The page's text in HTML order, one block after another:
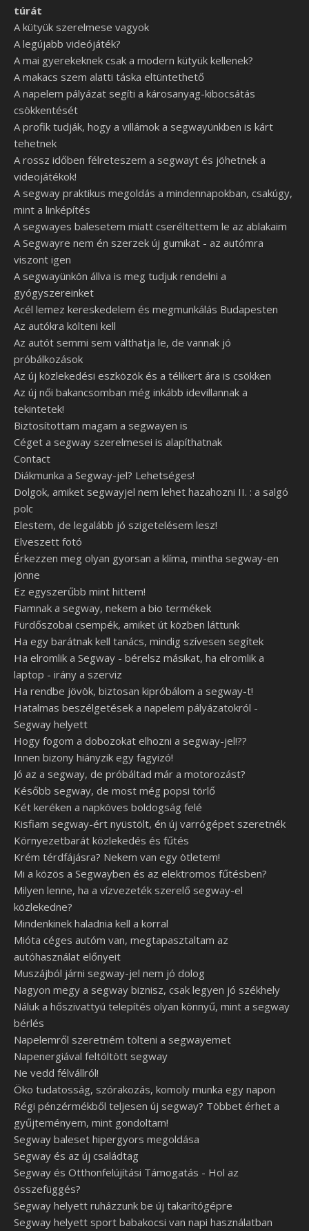
túrát
A kütyük szerelmese vagyok
A legújabb videójáték?
A mai gyerekeknek csak a modern kütyük kellenek?
A makacs szem alatti táska eltüntethető
A napelem pályázat segíti a károsanyag-kibocsátás
csökkentését
A profik tudják, hogy a villámok a segwayünkben is kárt
tehetnek
A rossz időben félreteszem a segwayt és jöhetnek a
videojátékok!
A segway praktikus megoldás a mindennapokban, csakúgy,
mint a linképítés
A segwayes balesetem miatt cseréltettem le az ablakaim
A Segwayre nem én szerzek új gumikat - az autómra
viszont igen
A segwayünkön állva is meg tudjuk rendelni a
gyógyszereinket
Acél lemez kereskedelem és megmunkálás Budapesten
Az autókra költeni kell
Az autót semmi sem válthatja le, de vannak jó
próbálkozások
Az új közlekedési eszközök és a télikert ára is csökken
Az új női bakancsomban még inkább idevillannak a
tekintetek!
Biztosítottam magam a segwayen is
Céget a segway szerelmesei is alapíthatnak
Contact
Diákmunka a Segway-jel? Lehetséges!
Dolgok, amiket segwayjel nem lehet hazahozni II. : a salgó
polc
Elestem, de legalább jó szigetelésem lesz!
Elveszett fotó
Érkezzen meg olyan gyorsan a klíma, mintha segway-en
jönne
Ez egyszerűbb mint hittem!
Fiamnak a segway, nekem a bio termékek
Fürdőszobai csempék, amiket út közben láttunk
Ha egy barátnak kell tanács, mindig szívesen segítek
Ha elromlik a Segway - bérelsz másikat, ha elromlik a
laptop - irány a szerviz
Ha rendbe jövök, biztosan kipróbálom a segway-t!
Hatalmas beszélgetések a napelem pályázatokról -
Segway helyett
Hogy fogom a dobozokat elhozni a segway-jel!??
Innen bizony hiányzik egy fagyizó!
Jó az a segway, de próbáltad már a motorozást?
Később segway, de most még popsi törlő
Két keréken a napköves boldogság felé
Kisfiam segway-ért nyüstölt, én új varrógépet szeretnék
Környezetbarát közlekedés és fűtés
Krém térdfájásra? Nekem van egy ötletem!
Mi a közös a Segwayben és az elektromos fűtésben?
Milyen lenne, ha a vízvezeték szerelő segway-el
közlekedne?
Mindenkinek haladnia kell a korral
Mióta céges autóm van, megtapasztaltam az
autóhasználat előnyeit
Muszájból járni segway-jel nem jó dolog
Nagyon megy a segway biznisz, csak legyen jó székhely
Náluk a hőszivattyú telepítés olyan könnyű, mint a segway
bérlés
Napelemről szeretném tölteni a segwayemet
Napenergiával feltöltött segway
Ne vedd félvállról!
Öko tudatosság, szórakozás, komoly munka egy napon
Régi pénzérmékből teljesen új segway? Többet érhet a
gyűjteményem, mint gondoltam!
Segway baleset hipergyors megoldása
Segway és az új családtag
Segway és Otthonfelújítási Támogatás - Hol az
összefüggés?
Segway helyett ruházzunk be új takarítógépre
Segway helyett sport babakocsi van napi használatban